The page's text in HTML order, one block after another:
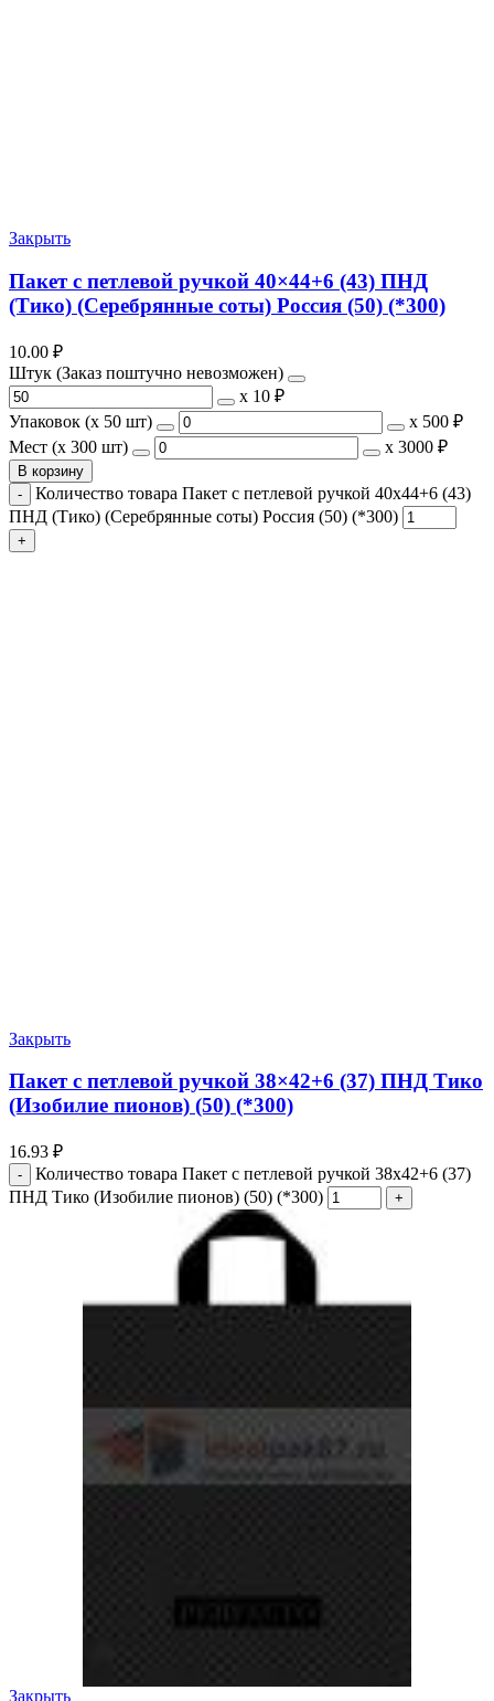
Закрыть
Пакет с петлевой ручкой 40×44+6 (43) ПНД
(Тико) (Серебрянные соты) Россия (50) (*300)
10.00 ₽
Штук (Заказ поштучно невозможен)
х 10 ₽
Упаковок (x 50 шт)
х 500 ₽
Мест (x 300 шт)
х 3000 ₽
В корзину
Количество товара Пакет с петлевой ручкой 40x44+6 (43)
ПНД (Тико) (Серебрянные соты) Россия (50) (*300)
Закрыть
Пакет с петлевой ручкой 38×42+6 (37) ПНД Тико
(Изобилие пионов) (50) (*300)
16.93 ₽
Количество товара Пакет с петлевой ручкой 38x42+6 (37)
ПНД Тико (Изобилие пионов) (50) (*300)
Закрыть